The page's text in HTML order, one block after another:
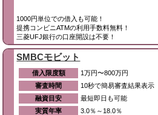
1000円単位での借入も可能！
提携コンビニATMの利用手数料無料！
三菱UFJ銀行の口座開設は不要！
SMBCモビット
借入限度額
1万円〜800万円
審査時間
10秒で簡易審査結果表示
融資目安
最短即日も可能
実質年率
3.0％～18.0％